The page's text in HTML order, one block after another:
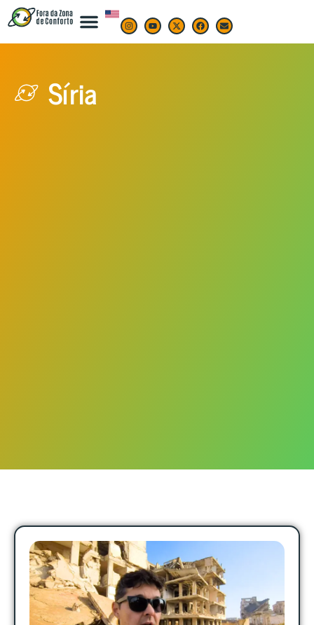
Síria